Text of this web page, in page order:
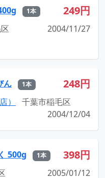
1本 249円
2004/11/27
ん 1本 248円
）
千葉市稲毛区
2004/12/04
500g 1本 398円
2005/01/12